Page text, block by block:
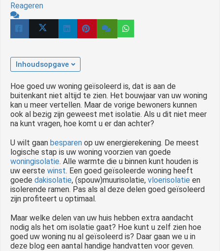
Reageren
Inhoudsopgave
Hoe goed uw woning geïsoleerd is, dat is aan de
buitenkant niet altijd te zien. Het bouwjaar van uw woning
kan u meer vertellen. Maar de vorige bewoners kunnen
ook al bezig zijn geweest met isolatie. Als u dit niet meer
na kunt vragen, hoe komt u er dan achter?
U wilt gaan besparen op uw energierekening. De meest
logische stap is uw woning voorzien van goede
woningisolatie. Alle warmte die u binnen kunt houden is
uw eerste winst. Een goed geïsoleerde woning heeft
goede dakisolatie, (spouw)muurisolatie, vloerisolatie en
isolerende ramen. Pas als al deze delen goed geïsoleerd
zijn profiteert u optimaal.
Maar welke delen van uw huis hebben extra aandacht
nodig als het om isolatie gaat? Hoe kunt u zelf zien hoe
goed uw woning nu al geïsoleerd is? Daar gaan we u in
deze blog een aantal handige handvatten voor geven.